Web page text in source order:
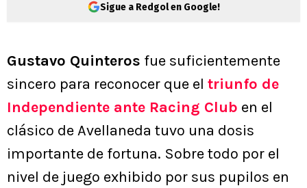
Sigue a Redgol en Google!
Gustavo Quinteros fue suficientemente
sincero para reconocer que el triunfo de
Independiente ante Racing Club en el
clásico de Avellaneda tuvo una dosis
importante de fortuna. Sobre todo por el
nivel de juego exhibido por sus pupilos en